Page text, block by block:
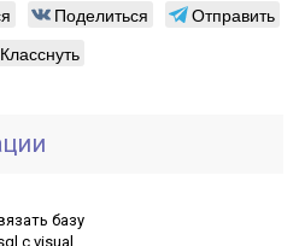
Поделиться
Отправить
Класснуть